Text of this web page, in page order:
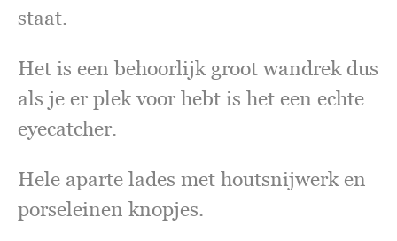
staat.
Het is een behoorlijk groot wandrek dus
als je er plek voor hebt is het een echte
eyecatcher.
Hele aparte lades met houtsnijwerk en
porseleinen knopjes.